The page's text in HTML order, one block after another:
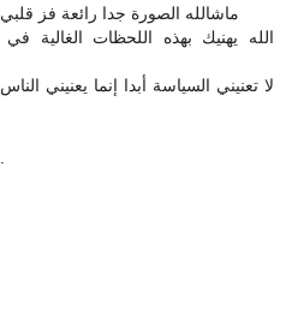
ماشالله الصورة جدا رائعة فز
الله يهنيك بهذه اللحظات الغالية
لا تعنيني السياسة أبدا إنما يعنيني